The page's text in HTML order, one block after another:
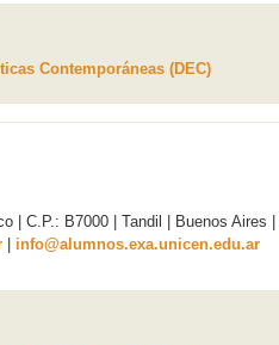
Contemporáneas (DEC)
| C.P.: B7000 | Tandil | Buenos Aires |
| info@alumnos.exa.unicen.edu.ar